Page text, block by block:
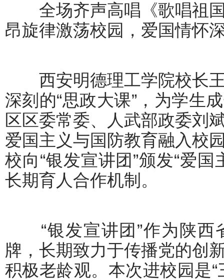
全场齐声高唱《歌唱祖国
昂旋律激荡校园，爱国情怀
西安明德理工学院校长王
深刻的“思政大课”，为学生
区区委常委、人武部政委刘
爱国主义与国防教育融入校
校向“银发宣讲团”颁发“爱
长期育人合作机制。
“银发宣讲团”作为陕西
牌，长期致力于传播党的创
积极老龄观。本次进校园是